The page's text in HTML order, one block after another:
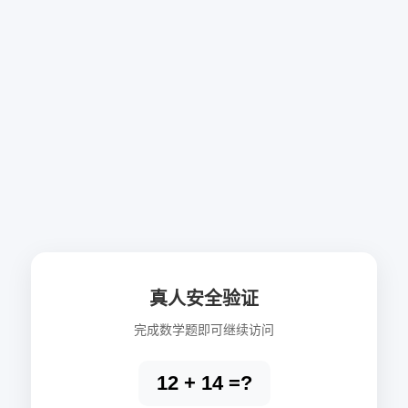
真人安全验证
完成数学题即可继续访问
12 + 14 =?